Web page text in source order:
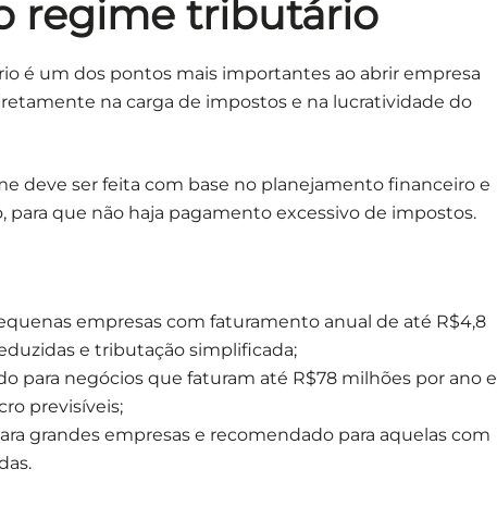
regime tributário
é um dos pontos mais importantes ao abrir empresa
na carga de impostos e na lucratividade do
deve ser feita com base no planejamento financeiro e
para que não haja pagamento excessivo de impostos.
empresas com faturamento anual de até R$4,8
e tributação simplificada;
para negócios que faturam até R$78 milhões por ano e
previsíveis;
grandes empresas e recomendado para aquelas com